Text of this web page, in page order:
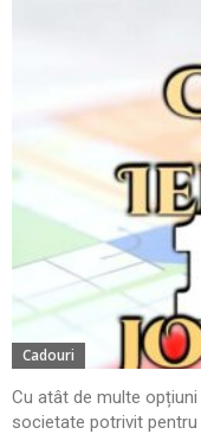
Cadouri
Cu atât de multe
societate potrivit